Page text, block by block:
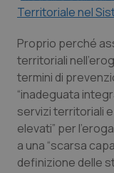
Territoriale nel
Proprio perché
territoriali
termini di
“inadeguata
servizi territoriali e
elevati” per
a una “scarsa
definizione delle